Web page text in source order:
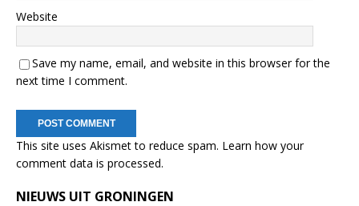
Website
Save my name, email, and website in this browser for the
next time I comment.
This site uses Akismet to reduce spam. Learn how your
comment data is processed.
NIEUWS UIT GRONINGEN